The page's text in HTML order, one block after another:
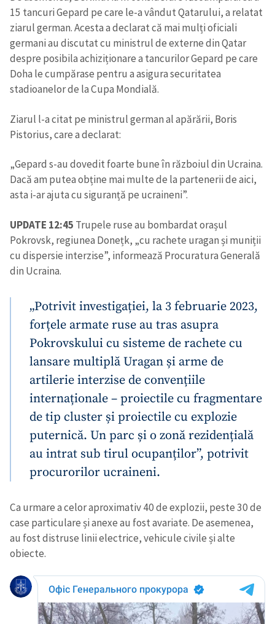
15 tancuri Gepard pe care le-a vândut Qatarului, a relatat
ziarul german. Acesta a declarat că mai mulți oficiali
germani au discutat cu ministrul de externe din Qatar
despre posibila achiziționare a tancurilor Gepard pe care
Doha le cumpărase pentru a asigura securitatea
stadioanelor de la Cupa Mondială.
Ziarul l-a citat pe ministrul german al apărării, Boris
Pistorius, care a declarat:
„Gepard s-au dovedit foarte bune în războiul din Ucraina.
Dacă am putea obține mai multe de la partenerii de aici,
asta i-ar ajuta cu siguranță pe ucraineni”.
UPDATE 12:45 Trupele ruse au bombardat orașul
Pokrovsk, regiunea Donețk, „cu rachete uragan și muniții
cu dispersie interzise”, informează Procuratura Generală
din Ucraina.
„Potrivit investigației, la 3 februarie 2023,
forțele armate ruse au tras asupra
Pokrovskului cu sisteme de rachete cu
lansare multiplă Uragan și arme de
artilerie interzise de convențiile
internaționale – proiectile cu fragmentare
de tip cluster și proiectile cu explozie
puternică. Un parc și o zonă rezidențială
au intrat sub tirul ocupanților”, potrivit
procurorilor ucraineni.
Ca urmare a celor aproximativ 40 de explozii, peste 30 de
case particulare și anexe au fost avariate. De asemenea,
au fost distruse linii electrice, vehicule civile și alte
obiecte.
CONTACT SURSĂ
Sursă anonimă
Nume+ Numele meu
Am citit și sunt de
acord cu
confidențialitate .
TRIMITE ȘTIREA